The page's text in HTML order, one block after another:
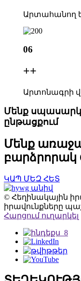
Արտահանող
06
++
Արտոնագրի
Մենք
ընթացքում
Մենք
բարձրորակ
ԿԱՊ ՄԵԶ ՀԵՏ
© Հեղինակային
իրավունքները
Հարցում ուղարկել